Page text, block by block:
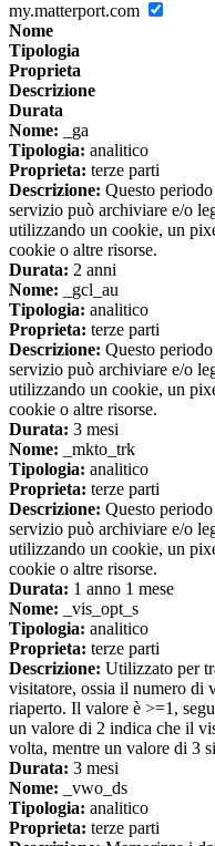
my.matterport.com
Nome
Tipologia
Proprieta
Descrizione
Durata
Nome: _ga
Tipologia: analitico
Proprieta: terze parti
Descrizione: Questo
servizio può archiviare e/o
utilizzando un cookie, un
cookie o altre risorse.
Durata: 2 anni
Nome: _gcl_au
Tipologia: analitico
Proprieta: terze parti
Descrizione: Questo
servizio può archiviare e/o
utilizzando un cookie, un
cookie o altre risorse.
Durata: 3 mesi
Nome: _mkto_trk
Tipologia: analitico
Proprieta: terze parti
Descrizione: Questo
servizio può archiviare e/o
utilizzando un cookie, un
cookie o altre risorse.
Durata: 1 anno 1 mese
Nome: _vis_opt_s
Tipologia: analitico
Proprieta: terze parti
Descrizione: Utilizzato per
visitatore, ossia il numero di
riaperto. Il valore è >=1,
un valore di 2 indica che il
volta, mentre un valore di 3
Durata: 3 mesi
Nome: _vwo_ds
Tipologia: analitico
Proprieta: terze parti